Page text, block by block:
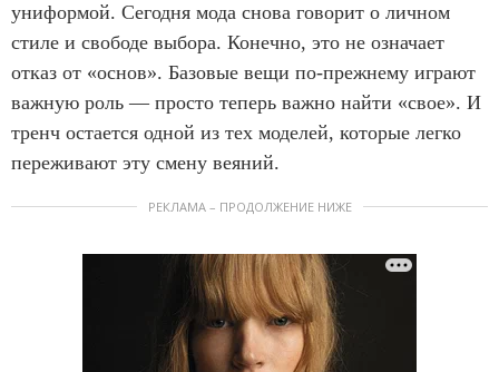
униформой. Сегодня мода снова говорит о личном
стиле и свободе выбора. Конечно, это не означает
отказ от «основ». Базовые вещи по-прежнему играют
важную роль — просто теперь важно найти «свое». И
тренч остается одной из тех моделей, которые легко
переживают эту смену веяний.
РЕКЛАМА – ПРОДОЛЖЕНИЕ НИЖЕ